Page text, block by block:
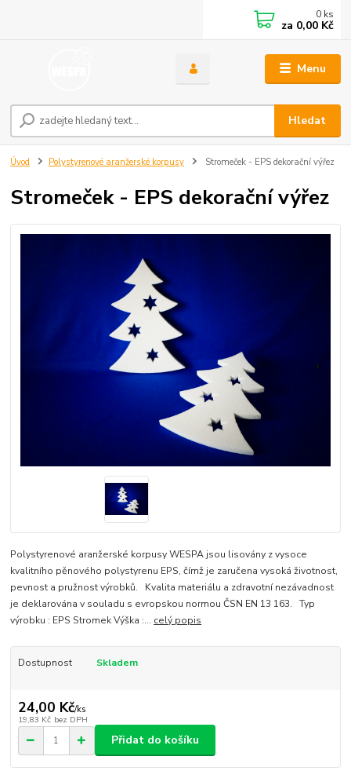
Menu
Hledat
0 ks
za 0,00 Kč
Úvod Polystyrenové aranžerské korpusy Stromeček - EPS dekorační výřez
Stromeček - EPS dekorační výřez
Polystyrenové aranžerské korpusy WESPA jsou lisovány z vysoce
kvalitního pěnového polystyrenu EPS, čímž je zaručena vysoká životnost,
pevnost a pružnost výrobků. Kvalita materiálu a zdravotní nezávadnost
je deklarována v souladu s evropskou normou ČSN EN 13 163. Typ
výrobku : EPS Stromek Výška :... celý popis
Dostupnost Skladem
24,00 Kč/ks
19,83 Kč bez DPH
Přidat do košíku